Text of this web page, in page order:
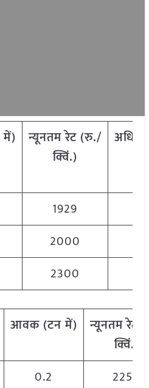
में) न्यूनतमरेट(रु./
क्विं.)
1929
2000
2300
आवक(टनमें) न्यूनतमरेट
क्विं.)
0.2
2250